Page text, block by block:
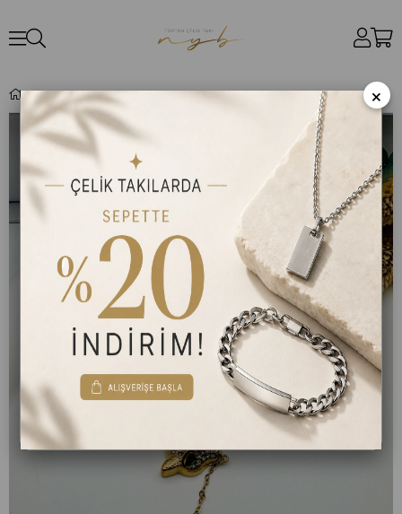
Tasarım Çelik Kolye (Gold) 010668 ×